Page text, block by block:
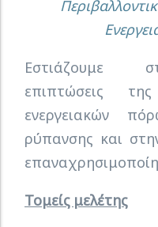
Εστιάζουμε
επιπτώσεις
ενεργειακών
ρύπανσης και
Τομείς μελέτης